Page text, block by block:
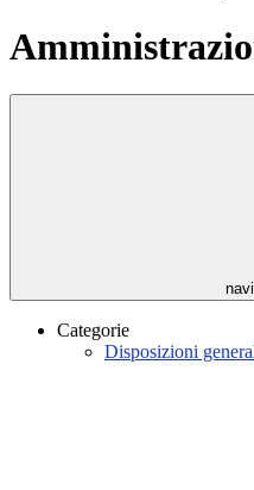
Categorie
Disposizioni